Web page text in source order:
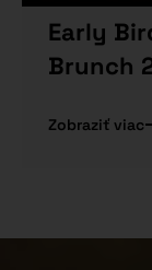
Early
Brunch
Zobraziť viac